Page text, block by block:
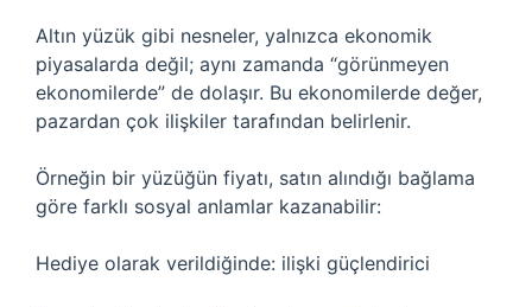
Altın yüzük gibi nesneler, yalnızca ekonomik
piyasalarda değil; aynı zamanda “görünmeyen
ekonomilerde” de dolaşır. Bu ekonomilerde değer,
pazardan çok ilişkiler tarafından belirlenir.
Örneğin bir yüzüğün fiyatı, satın alındığı bağlama
göre farklı sosyal anlamlar kazanabilir:
Hediye olarak verildiğinde: ilişki güçlendirici